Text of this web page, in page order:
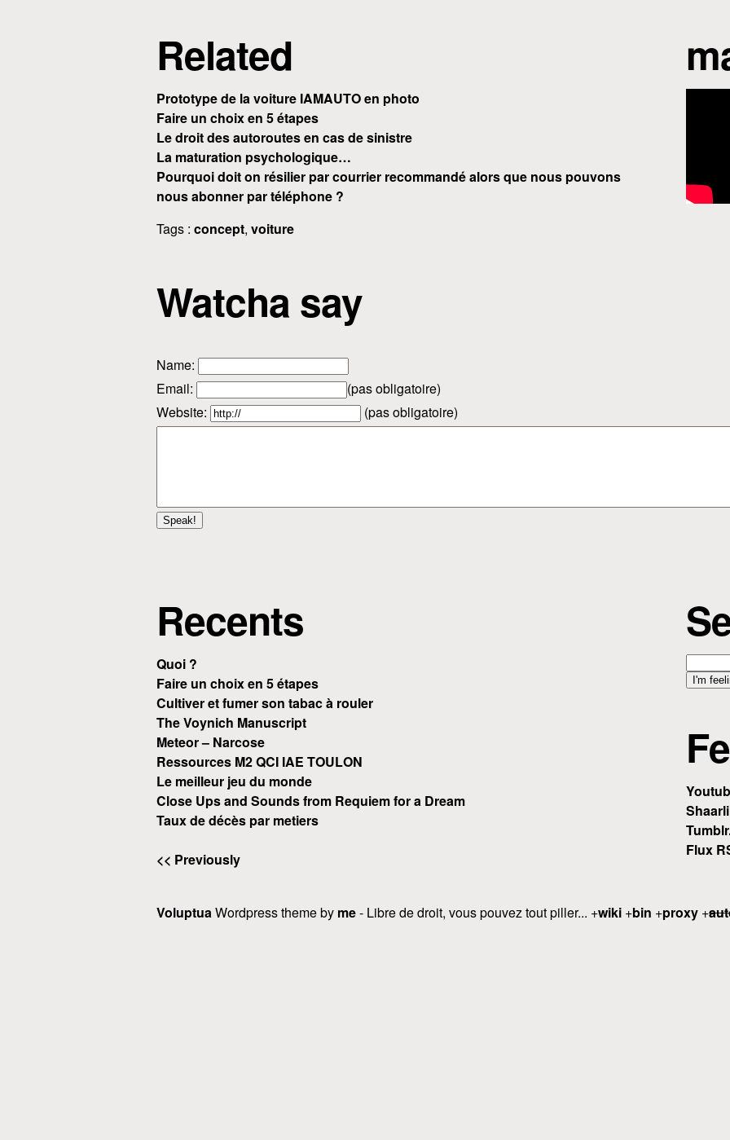
Related
Prototype de la voiture IAMAUTO en photo
Faire un choix en 5 étapes
Le droit des autoroutes en cas de sinistre
La maturation psychologique…
Pourquoi doit on résilier par courrier recommandé alors que nous pouvons
nous abonner par téléphone ?
Tags : concept, voiture
Watcha say
Name:
Email:
(pas obligatoire)
Website:
(pas obligatoire)
Shaarli
Flux
Recents
Quoi ?
Faire un choix en 5 étapes
Cultiver et fumer son tabac à rouler
The Voynich Manuscript
Meteor – Narcose
Ressources M2 QCI IAE TOULON
Le meilleur jeu du monde
Close Ups and Sounds from Requiem for a Dream
Taux de décès par metiers
<< Previously
VoluptuaWordpress theme by me- Libre de droit, vous pouvez tout piller... +wiki +bin +proxy +